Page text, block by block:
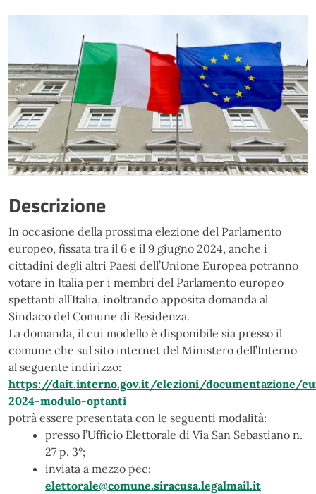
Descrizione
In occasione della prossima elezione del Parlamento
europeo, fissata tra il 6 e il 9 giugno 2024, anche i
cittadini degli altri Paesi dell’Unione Europea potranno
votare in Italia per i membri del Parlamento europeo
spettanti all’Italia, inoltrando apposita domanda al
Sindaco del Comune di Residenza.
La domanda, il cui modello è disponibile sia presso il
comune che sul sito internet del Ministero dell’Interno
al seguente indirizzo:
https://dait.interno.gov.it/elezioni/documentazione/
2024-modulo-optanti
potrà essere presentata con le seguenti modalità:
presso l’Ufficio Elettorale di Via San Sebastiano n.
27 p. 3°;
inviata a mezzo pec:
elettorale@comune.siracusa.legalmail.it